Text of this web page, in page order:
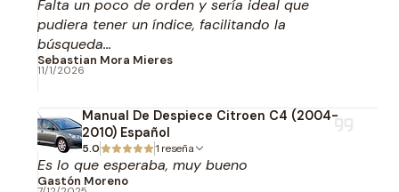
Falta un poco de orden y sería ideal que
pudiera tener un índice, facilitando la
búsqueda...
Sebastian Mora Mieres
11/1/2026
Manual De Despiece Citroen C4 (2004-
2010) Español
5.0 1 reseña
Es lo que esperaba, muy bueno
Gastón Moreno